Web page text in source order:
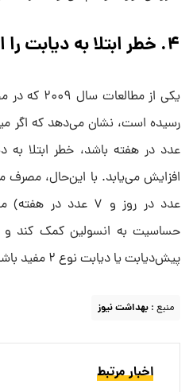
۴. خطر ابتلا به دیابت را افزایش می‌دهید
عدد در هفته باشد، خطر ابتلا به
عدد در روز و ۷ عدد
حساسیت به انسولین کمک کند و از
پیش‌دیابت یا دیابت نوع ۲ مفید باشد.
منبع : بهداشت نیوز
اخبار مرتبط